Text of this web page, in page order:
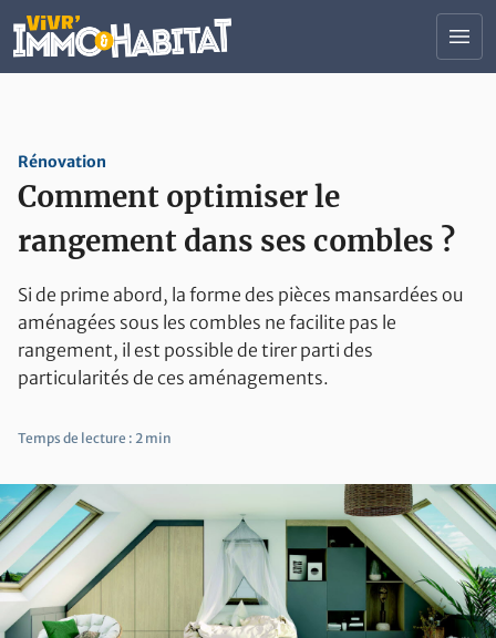
Contenu principal
menu
Devenir Exposant
Nous contacter
Votre projet :
construction Construire ou rénover son logement
search Trouver son logement
potted_plant Aménager son extérieur
contact_support Etre conseillé
imagesearch_roller Equiper et décorer son intérieur
Rénovation
Comment optimiser le
rangement dans ses combles ?
Si de prime abord, la forme des pièces mansardées ou
aménagées sous les combles ne facilite pas le
rangement, il est possible de tirer parti des
particularités de ces aménagements.
Temps de lecture : 2 min